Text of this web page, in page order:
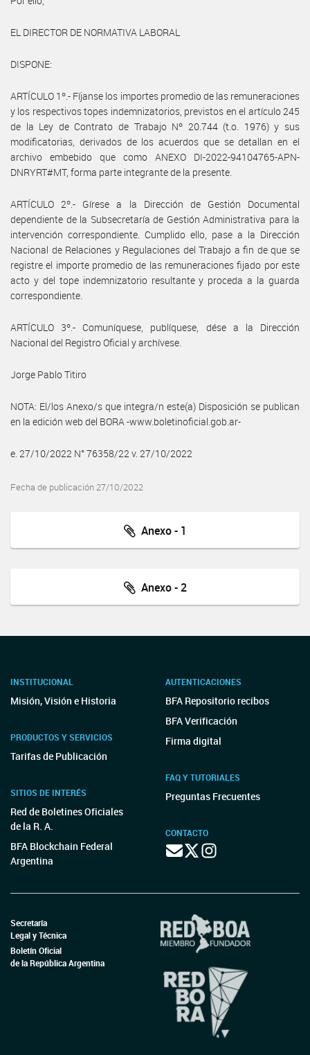
EL DIRECTOR DE NORMATIVA LABORAL
DISPONE:
ARTÍCULO 1º.- Fíjanse los importes promedio de las remuneraciones
y los respectivos topes indemnizatorios, previstos en el artículo 245
de la Ley de Contrato de Trabajo Nº 20.744 (t.o. 1976) y sus
modificatorias, derivados de los acuerdos que se detallan en el
archivo embebido que como ANEXO DI-2022-94104765-APN-
DNRYRT#MT, forma parte integrante de la presente.
ARTÍCULO 2º.- Gírese a la Dirección de Gestión Documental
dependiente de la Subsecretaría de Gestión Administrativa para la
intervención correspondiente. Cumplido ello, pase a la Dirección
Nacional de Relaciones y Regulaciones del Trabajo a fin de que se
registre el importe promedio de las remuneraciones fijado por este
acto y del tope indemnizatorio resultante y proceda a la guarda
correspondiente.
ARTÍCULO 3º.- Comuníquese, publíquese, dése a la Dirección
Nacional del Registro Oficial y archívese.
Jorge Pablo Titiro
NOTA: El/los Anexo/s que integra/n este(a) Disposición se publican
en la edición web del BORA -www.boletinoficial.gob.ar-
e. 27/10/2022 N° 76358/22 v. 27/10/2022
Fecha de publicación 27/10/2022
Anexo - 1
Anexo - 2
INSTITUCIONAL
Misión, Visión e Historia
PRODUCTOS Y SERVICIOS
Tarifas de Publicación
SITIOS DE INTERÉS
Red de Boletines Oficiales
de la R. A.
BFA Blockchain Federal
Argentina
AUTENTICACIONES
BFA Repositorio recibos
BFA Verificación
Firma digital
FAQ Y TUTORIALES
Preguntas Frecuentes
CONTACTO
Secretaría
Legal y Técnica
Boletín Oficial
de la República Argentina